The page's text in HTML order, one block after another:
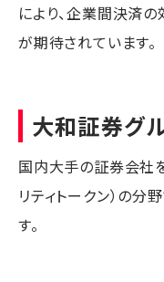
により、企業間決済
が期待されています。
大和証券グ
国内大手の証券会社
リティトークン）の
す。